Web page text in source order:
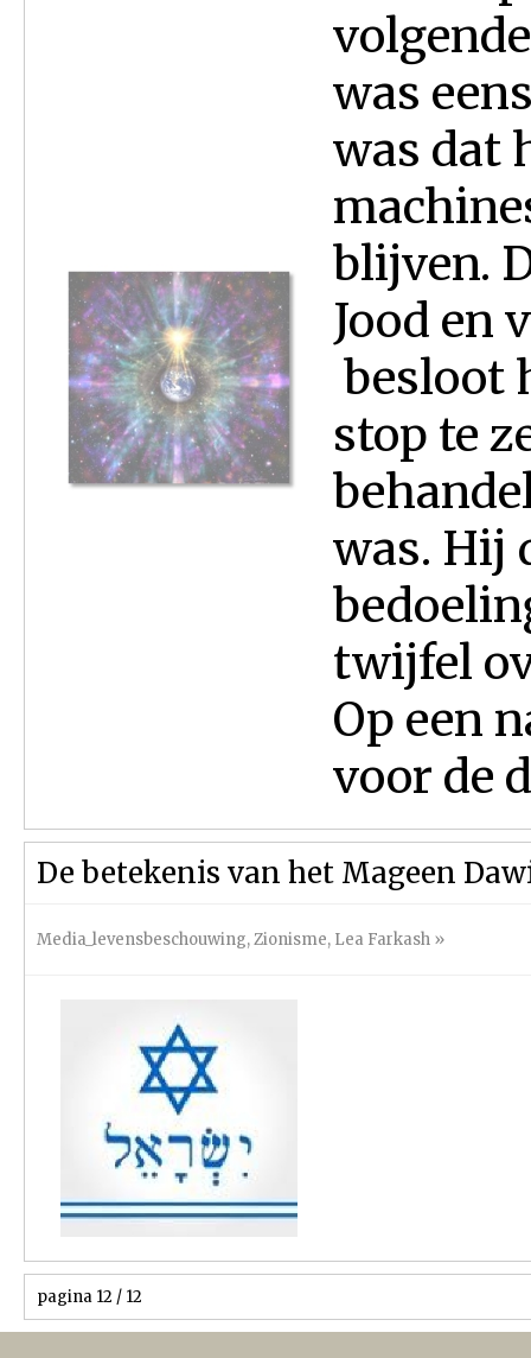
was
was dat
blijven.
Jood en
besloot
stop te
was. Hij
twijfel
Op een
voor de
De betekenis van het Mageen
Media_levensbeschouwing,Zionisme, Lea Farkash »
pagina 12 / 12